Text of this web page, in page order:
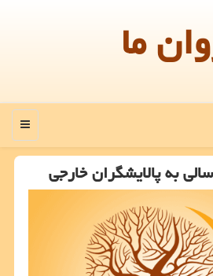
ما
منو
به پالایشگران خارجی